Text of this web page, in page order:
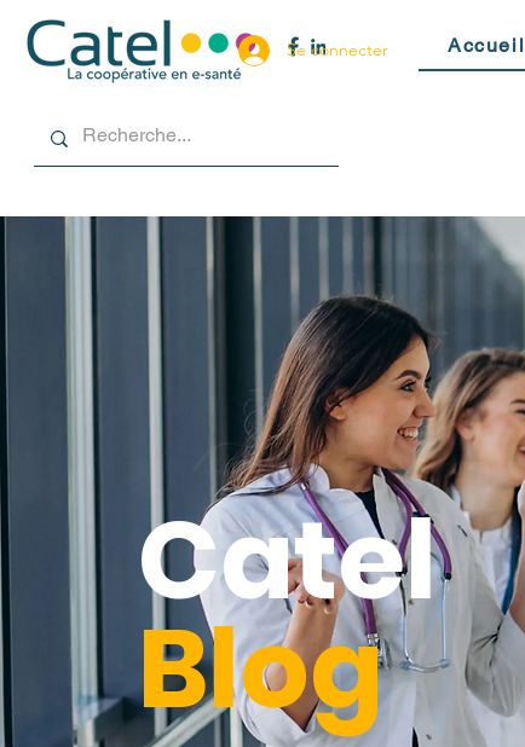
Se connecter Accueil
Catel
Blog